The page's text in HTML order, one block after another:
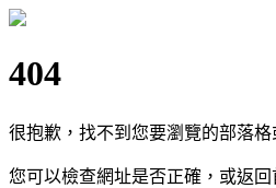
404
很抱歉，找不到您要瀏覽的部落
您可以檢查網址是否正確，或返